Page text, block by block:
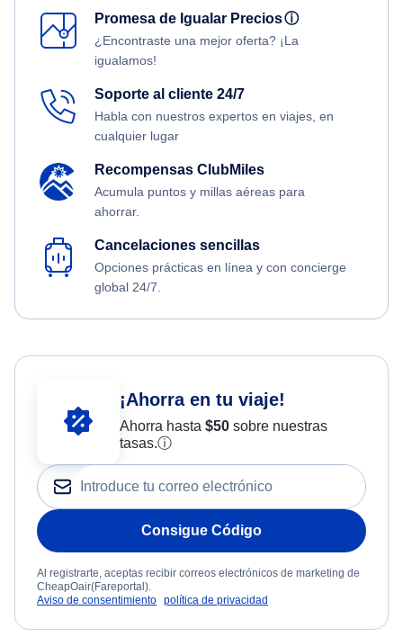
Promesa de Igualar Preciosⓘ
¿Encontraste una mejor oferta? ¡La
igualamos!
Soporte al cliente 24/7
Habla con nuestros expertos en viajes, en
cualquier lugar
Recompensas ClubMiles
Acumula puntos y millas aéreas para
ahorrar.
Cancelaciones sencillas
Opciones prácticas en línea y con concierge
global 24/7.
¡Ahorra en tu viaje!
Ahorra hasta $50sobre nuestras
tasas.ⓘ
Consigue Código
Al registrarte, aceptas recibir correos electrónicos de marketing de
CheapOair(Fareportal).
Aviso de consentimiento política de privacidad